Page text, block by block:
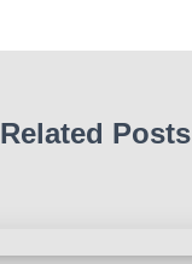
Related Posts